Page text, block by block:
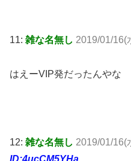
11: 雑な名無し 2019/01/16(
はえーVIP発だったんやな
12: 雑な名無し 2019/01/16(
ID:4ucCM5YHa